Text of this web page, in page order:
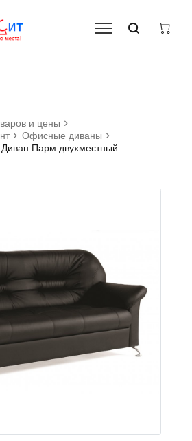
и цены
Офисные диваны
Диван Парм двухместный